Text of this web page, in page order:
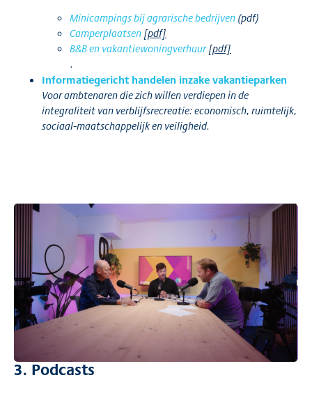
Minicampings bij agrarische bedrijven(pdf)
Camperplaatsen[pdf]
B&B en vakantiewoningverhuur[pdf]
.
Informatiegericht handelen inzake vakantieparken
Voor ambtenaren die zich willen verdiepen in de
integraliteit van verblijfsrecreatie: economisch, ruimtelijk,
sociaal-maatschappelijk en veiligheid.
3. Podcasts